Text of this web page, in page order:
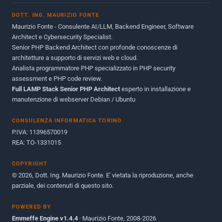
Giugno 2012
Maggio 2011
Dicembre 2010
Ottobre 2010
Maggio 2010
Giugno 2009
DOTT. ING. MAURIZIO FONTE
Maurizio Fonte - Consulente AI/LLM, Backend Engineer, Software
Architect e Cybersecurity Specialist.
Senior PHP Backend Architect con profonde conoscenze di
architetture a supporto di servizi web e cloud.
Analista programmatore PHP specializzato in PHP security
assessment e PHP code review.
Full LAMP Stack Senior PHP Architect esperto in installazione e
manutenzione di webserver Debian / Ubuntu
CONSULENZA INFORMATICA TORINO
P.IVA: 11396570019
REA: TO-1331015
COPYRIGHT
© 2026, Dott. Ing. Maurizio Fonte. E' vietata la riproduzione, anche
parziale, dei contenuti di questo sito.
POWERED BY
Emmeffe Engine v1.4.4 · Maurizio Fonte, 2008-2026